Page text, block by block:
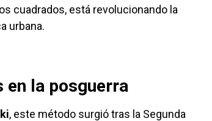
cuadrados, está revolucionando la
urbana.
en la posguerra
, este método surgió tras la Segunda